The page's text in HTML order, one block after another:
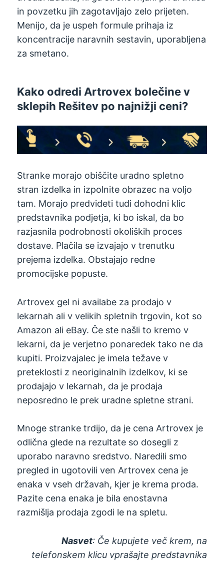
in povzetku jih zagotavljajo zelo prijeten.
Menijo, da je uspeh formule prihaja iz
koncentracije naravnih sestavin, uporabljena
za smetano.
Kako odredi Artrovex bolečine v
sklepih Rešitev po najnižji ceni?
Stranke morajo obiščite uradno spletno
stran izdelka in izpolnite obrazec na voljo
tam. Morajo predvideti tudi dohodni klic
predstavnika podjetja, ki bo iskal, da bo
razjasnila podrobnosti okoliških proces
dostave. Plačila se izvajajo v trenutku
prejema izdelka. Obstajajo redne
promocijske popuste.
Artrovex gel ni availabe za prodajo v
lekarnah ali v velikih spletnih trgovin, kot so
Amazon ali eBay. Če ste našli to kremo v
lekarni, da je verjetno ponaredek tako ne da
kupiti. Proizvajalec je imela težave v
preteklosti z neoriginalnih izdelkov, ki se
prodajajo v lekarnah, da je prodaja
neposredno le prek uradne spletne strani.
Mnoge stranke trdijo, da je cena Artrovex je
odlična glede na rezultate so dosegli z
uporabo naravno sredstvo. Naredili smo
pregled in ugotovili ven Artrovex cena je
enaka v vseh državah, kjer je krema proda.
Pazite cena enaka je bila enostavna
razmišlja prodaja zgodi le na spletu.
Nasvet: Če kupujete več krem, na
telefonskem klicu vprašajte predstavnika